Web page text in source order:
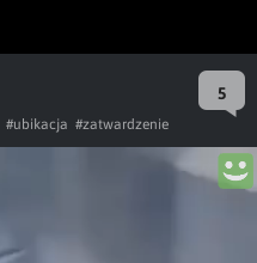
5
#ubikacja #zatwardzenie